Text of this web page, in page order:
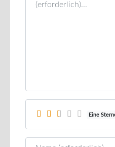
Eine
Name